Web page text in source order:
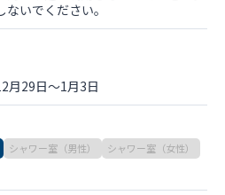
いでください。
29日〜1月3日
シャワー室（男性）
シャワー室（女性）